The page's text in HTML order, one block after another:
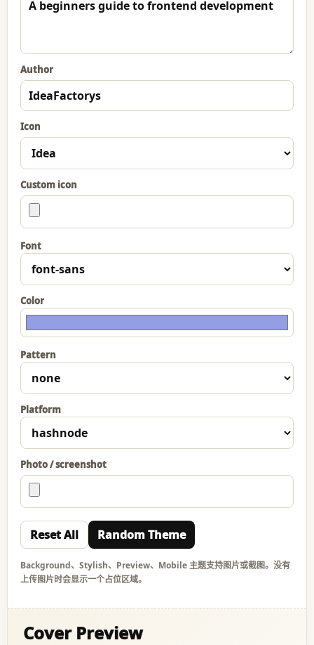
Author
Icon
Custom icon
Font
Color
Pattern
Platform
Photo / screenshot
Reset All Random Theme
Background、Stylish、Preview、Mobile 主题支持图片或截图。没有
上传图片时会显示一个占位区域。
Cover Preview